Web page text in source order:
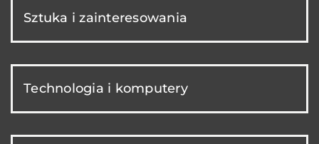
Sztuka i zainteresowania
Technologia i komputery